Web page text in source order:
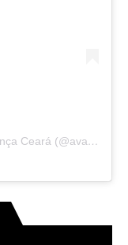
Uma publicação compartilhada por Avança Ceará (@avancaceara)